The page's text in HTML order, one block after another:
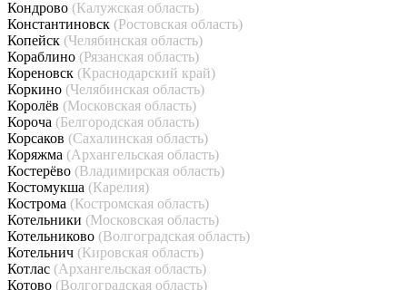
Кондрово (Калужская область)
Константиновск (Ростовская область)
Копейск (Челябинская область)
Кораблино (Рязанская область)
Кореновск (Краснодарский край)
Коркино (Челябинская область)
Королёв (Московская область)
Короча (Белгородская область)
Корсаков (Сахалинская область)
Коряжма (Архангельская область)
Костерёво (Владимирская область)
Костомукша (Карелия)
Кострома (Костромская область)
Котельники (Московская область)
Котельниково (Волгоградская область)
Котельнич (Кировская область)
Котлас (Архангельская область)
Котово (Волгоградская область)